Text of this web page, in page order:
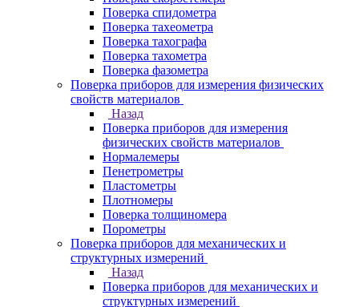
Поверка спидометра
Поверка тахеометра
Поверка тахографа
Поверка тахометра
Поверка фазометра
Поверка приборов для измерения физических
свойств материалов
Назад
Поверка приборов для измерения
физических свойств материалов
Нормалемеры
Пенетрометры
Пластометры
Плотномеры
Поверка толщиномера
Порометры
Поверка приборов для механических и
структурных измерений
Назад
Поверка приборов для механических и
структурных измерений